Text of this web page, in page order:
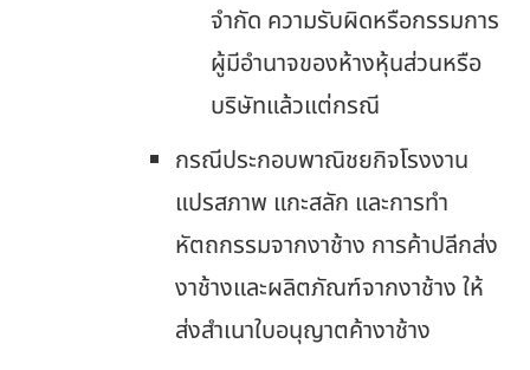
จำกัด ความรับผิดหรือกรรมการ
ผู้มีอำนาจของห้างหุ้นส่วนหรือ
บริษัทแล้วแต่กรณี
กรณีประกอบพาณิชยกิจโรงงาน
แปรสภาพ แกะสลัก และการทำ
หัตถกรรมจากงาช้าง การค้าปลีกส่ง
งาช้างและผลิตภัณฑ์จากงาช้าง ให้
ส่งสำเนาใบอนุญาตค้างาช้าง